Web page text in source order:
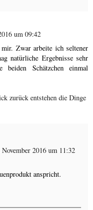
um 09:42
Zwar arbeite ich seltener
natürliche Ergebnisse sehr
Schätzchen einmal
zurück entstehen die Dinge
November 2016 um 11:32
anspricht.